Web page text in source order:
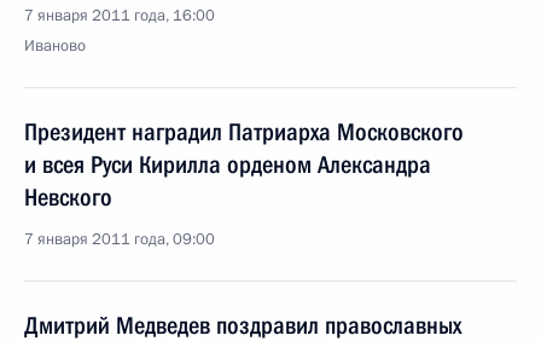
7 января 2011 года, 16:00
Иваново
Президент наградил Патриарха Московского
и всея Руси Кирилла орденом Александра
Невского
7 января 2011 года, 09:00
Дмитрий Медведев поздравил православных